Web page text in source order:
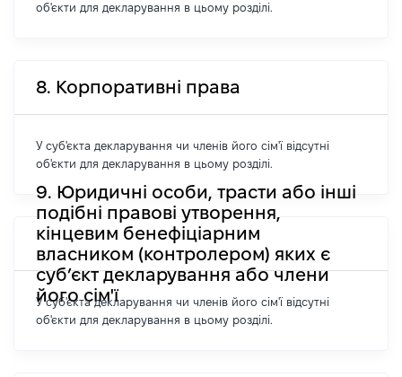
об'єкти для декларування в цьому розділі.
8. Корпоративні права
У суб'єкта декларування чи членів його сім'ї відсутні
об'єкти для декларування в цьому розділі.
9. Юридичні особи, трасти або інші
подібні правові утворення,
кінцевим бенефіціарним
власником (контролером) яких є
суб’єкт декларування або члени
його сім'ї
У суб'єкта декларування чи членів його сім'ї відсутні
об'єкти для декларування в цьому розділі.